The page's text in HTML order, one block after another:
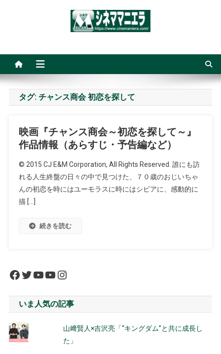
タグ: チャンス商会 初恋を探して
映画『チャンス商会～初恋を探して～』
作品情報（あらすじ・予告編など）
© 2015 CJ E&M Corporation, All Rights Reserved. 誰にも訪
れる人生終盤の日々の中で見つけた、７０歳のおじいちゃ
んの初恋を時にはユーモラスに時にはシビアに、感動的に
描 […]
続きを読む
Facebook
Twitter
YouTube
YouTube
Instagram
いま人気の記事
山﨑賢人×吉沢亮「“キングダム”と共に成長し
た」